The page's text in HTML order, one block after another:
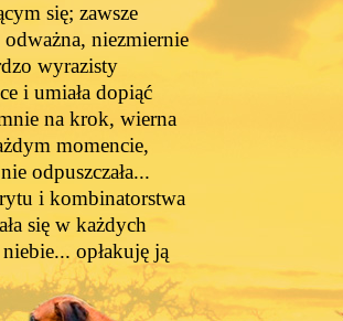
się; zawsze
niezmiernie
wyrazisty
i umiała dopiąć
na krok, wierna
momencie,
odpuszczała...
i kombinatorstwa
się w każdych
opłakuję ją